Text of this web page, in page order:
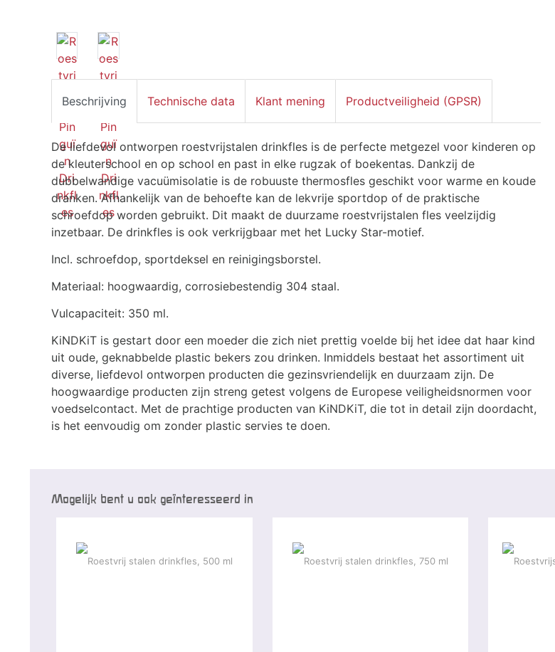
Beschrijving Technische data Klant mening Productveiligheid (GPSR)
De liefdevol ontworpen roestvrijstalen drinkfles is de perfecte metgezel voor kinderen op
de kleuterschool en op school en past in elke rugzak of boekentas. Dankzij de
dubbelwandige vacuümisolatie is de robuuste thermosfles geschikt voor warme en koude
dranken. Afhankelijk van de behoefte kan de lekvrije sportdop of de praktische
schroefdop worden gebruikt. Dit maakt de duurzame roestvrijstalen fles veelzijdig
inzetbaar. De drinkfles is ook verkrijgbaar met het Lucky Star-motief.
Incl. schroefdop, sportdeksel en reinigingsborstel.
Materiaal: hoogwaardig, corrosiebestendig 304 staal.
Vulcapaciteit: 350 ml.
KiNDKiT is gestart door een moeder die zich niet prettig voelde bij het idee dat haar kind
uit oude, geknabbelde plastic bekers zou drinken. Inmiddels bestaat het assortiment uit
diverse, liefdevol ontworpen producten die gezinsvriendelijk en duurzaam zijn. De
hoogwaardige producten zijn streng getest volgens de Europese veiligheidsnormen voor
voedselcontact. Met de prachtige producten van KiNDKiT, die tot in detail zijn doordacht,
is het eenvoudig om zonder plastic servies te doen.
Mogelijk bent u ook geïnteresseerd in